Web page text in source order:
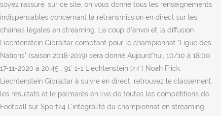
soyez rassuré, sur ce site, on vous donne tous les renseignements
indispensables concernant la retransmission en direct sur les
chaines légales en streaming. Le coup d’envoi et la diffusion
Liechtenstein Gibraltar comptant pour le championnat "Ligue des
Nations" (saison 2018-2019) sera donné Aujourd'hui, 10/10 à 18:00.
17-11-2020 à 20:45 . 91’ 1-1 Liechtenstein (44') Noah Frick.
Liechtenstein Gibraltar à suivre en direct, retrouvez le classement,
les résultats et le palmarès en live de toutes les compétitions de
Football sur Sport24 L’intégralité du championnat en streaming